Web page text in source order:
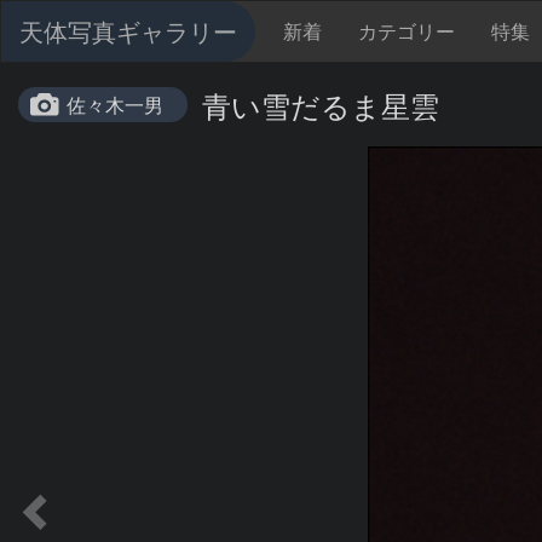
天体写真ギャラリー 新着 カテゴリー 特集
佐々木一男 青い雪だるま星雲